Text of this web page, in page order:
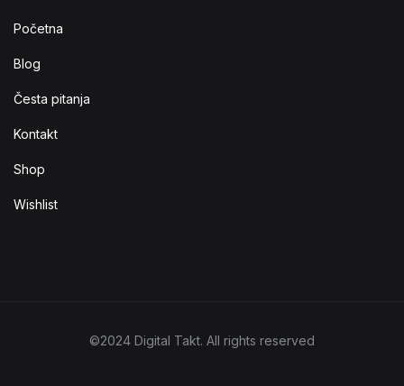
Početna
Blog
Česta pitanja
Kontakt
Shop
Wishlist
©2024 Digital Takt. All rights reserved